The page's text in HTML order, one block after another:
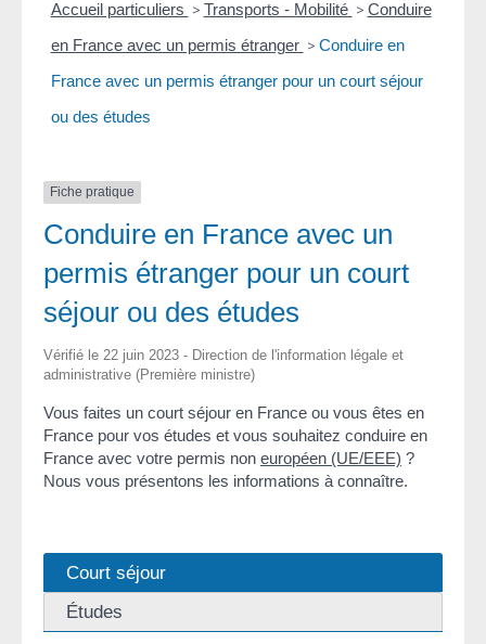
Accueil particuliers > Transports - Mobilité > Conduire
en France avec un permis étranger > Conduire en
France avec un permis étranger pour un court séjour
ou des études
Fiche pratique
Conduire en France avec un
permis étranger pour un court
séjour ou des études
Vérifié le 22 juin 2023 - Direction de l'information légale et
administrative (Première ministre)
Vous faites un court séjour en France ou vous êtes en
France pour vos études et vous souhaitez conduire en
France avec votre permis non européen (UE/EEE) ?
Nous vous présentons les informations à connaître.
Court séjour
Études